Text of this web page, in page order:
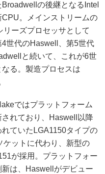
の後継となるIntel
CPU。メインストリームの
リーズプロセッサとして
4世代のHaswell、第5世代
と続いて、これが6世
なる。製造プロセスは
ではプラットフォーム
されており、Haswell以降
れていたLGA1150タイプの
ケットに代わり、新型の
が採用。プラットフォー
新は、Haswellがデビュー